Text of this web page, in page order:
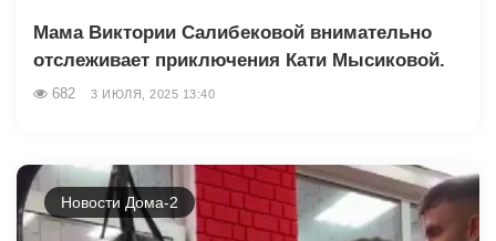
Мама Виктории Салибековой внимательно
отслеживает приключения Кати Мысиковой.
682 3 ИЮЛЯ, 2025 13:40
Новости Дома-2